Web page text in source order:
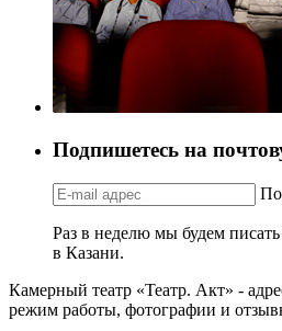
Подпишетесь на
Раз в неделю мы будем
в Казани.
Камерный театр «Театр. Акт» -
режим работы, фотографии и